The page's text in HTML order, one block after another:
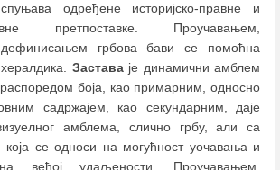
одређене историјско-правне и
претпоставке. Проучавањем,
грбова бави се помоћна
Заставаје динамични амблем
распоредом боја, као примарним, односно
садржајем, као секундарним, даје
амблема, слично грбу, али са
се односи на могућност уочавања и
већој удаљености. Проучавањем,